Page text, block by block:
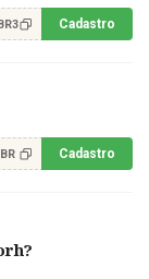
Cadastro
Cadastro